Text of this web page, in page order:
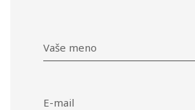
Vaše meno
E-mail